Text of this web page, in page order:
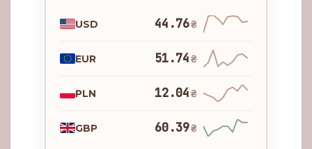
USD 44.76₴
EUR 51.74₴
PLN 12.04₴
GBP 60.39₴